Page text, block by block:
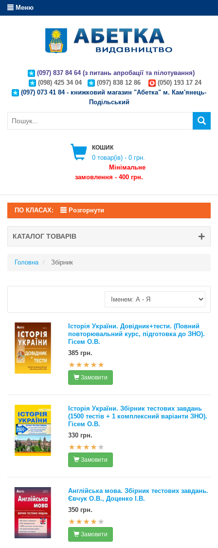
Меню
(097) 837 84 64 (з питань апробації та пілотування)
(098) 425 34 04
(097) 838 12 86
(050) 193 17 24
(097) 073 41 84 - книжковий магазин "Абетка" м. Кам'янець-
Подільський
КОШИК
0товар(ів) - 0 грн.
Мінімальне
замовлення - 400 грн.
ПО КЛАСАХ: Розгорнути
КАТАЛОГ ТОВАРІВ
Головна Збірник
Історія України. Довідник+тести. (Повний
повторювальний курс, підготовка до ЗНО).
Гісем О.В.
385 грн.
Замовити
Історія України. Збірник тестових завдань
(1500 тестів + 1 комплексний варіанти ЗНО).
Гісем О.В.
330 грн.
Замовити
Англійська мова. Збірник тестових завдань.
Євчук О.В., Доценко І.В.
350 грн.
Замовити